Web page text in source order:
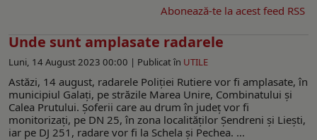
Abonează-te la acest feed RSS
Unde sunt amplasate radarele
Luni, 14 August 2023 00:00 | Publicat în UTILE
Astăzi, 14 august, radarele Poliției Rutiere vor fi amplasate, în
municipiul Galați, pe străzile Marea Unire, Combinatului și
Calea Prutului. Șoferii care au drum în județ vor fi
monitorizați, pe DN 25, în zona localităților Șendreni și Liești,
iar pe DJ 251, radare vor fi la Schela și Pechea. ...